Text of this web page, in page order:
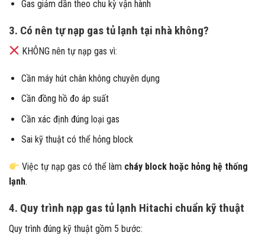
Gas giảm dần theo chu kỳ vận hành
3. Có nên tự nạp gas tủ lạnh tại nhà không?
KHÔNG nên tự nạp gas vì:
Cần máy hút chân không chuyên dụng
Cần đồng hồ đo áp suất
Cần xác định đúng loại gas
Sai kỹ thuật có thể hỏng block
Việc tự nạp gas có thể làm cháy block hoặc hỏng hệ thống
lạnh.
4. Quy trình nạp gas tủ lạnh Hitachi chuẩn kỹ thuật
Quy trình đúng kỹ thuật gồm 5 bước: